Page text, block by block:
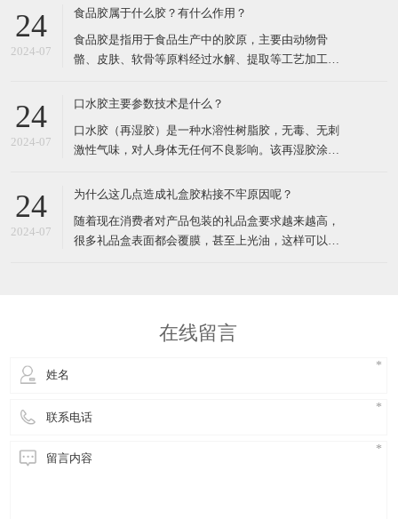
的胶体物质，通常含有以下主要成分：有机硅聚合
高分子化合物，具有优异的抗水性、耐化学性、光泽
性等特点。​溶剂：磨光胶
24
2024-07
食品胶属于什么胶？有什么作用？
​食品胶是指用于食品生产中的胶原，主要由动物骨
骼、皮肤、软骨等原料经过水解、提取等工艺加工制
工、保鲜、切片和完整的肉类、果冻、熟食等制品。​
食品制品中可以作为乳化剂、安定剂、增稠剂使用，
能够增加食品的稳定性，使
24
2024-07
口水胶主要参数技术是什么？
​口水胶（再湿胶）是一种水溶性树脂胶，无毒、无刺
激性气味，对人身体无任何不良影响。该再湿胶涂于
再次遇水湿润后起粘接作用。​1、乳白色乳液2、粘
4.0-5.04、固含量：42%
24
2024-07
为什么这几点造成礼盒胶粘接不牢原因呢？
​随着现在消费者对产品包装的礼品盒要求越来越高，
很多礼品盒表面都会覆膜，甚至上光油，这样可以让
家分享一些经验：​1、在线留言